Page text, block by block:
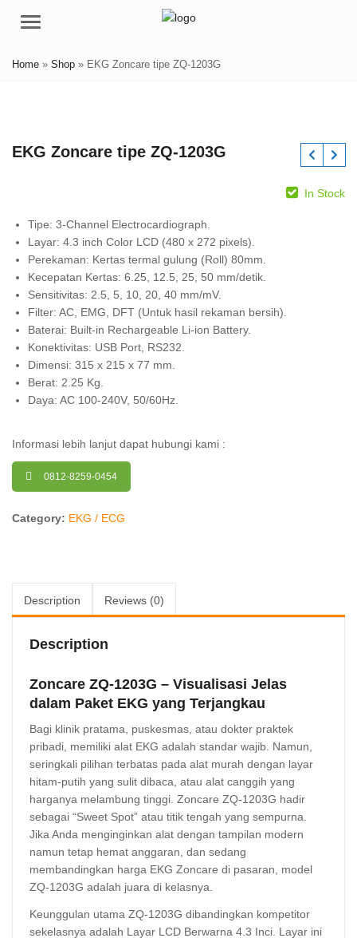
Menu
Home » Shop » EKG Zoncare tipe ZQ-1203G
EKG Zoncare tipe ZQ-1203G
In Stock
Tipe: 3-Channel Electrocardiograph.
Layar: 4.3 inch Color LCD (480 x 272 pixels).
Perekaman: Kertas termal gulung (Roll) 80mm.
Kecepatan Kertas: 6.25, 12.5, 25, 50 mm/detik.
Sensitivitas: 2.5, 5, 10, 20, 40 mm/mV.
Filter: AC, EMG, DFT (Untuk hasil rekaman bersih).
Baterai: Built-in Rechargeable Li-ion Battery.
Konektivitas: USB Port, RS232.
Dimensi: 315 x 215 x 77 mm.
Berat: 2.25 Kg.
Daya: AC 100-240V, 50/60Hz.
Informasi lebih lanjut dapat hubungi kami :
0812-8259-0454
Category: EKG / ECG
Description Reviews (0)
Description
Zoncare ZQ-1203G – Visualisasi Jelas
dalam Paket EKG yang Terjangkau
Bagi klinik pratama, puskesmas, atau dokter praktek
pribadi, memiliki alat EKG adalah standar wajib. Namun,
seringkali pilihan terbatas pada alat murah dengan layar
hitam-putih yang sulit dibaca, atau alat canggih yang
harganya melambung tinggi. Zoncare ZQ-1203G hadir
sebagai “Sweet Spot” atau titik tengah yang sempurna.
Jika Anda menginginkan alat dengan tampilan modern
namun tetap hemat anggaran, dan sedang
membandingkan harga EKG Zoncare di pasaran, model
ZQ-1203G adalah juara di kelasnya.
Keunggulan utama ZQ-1203G dibandingkan kompetitor
sekelasnya adalah Layar LCD Berwarna 4.3 Inci. Layar ini